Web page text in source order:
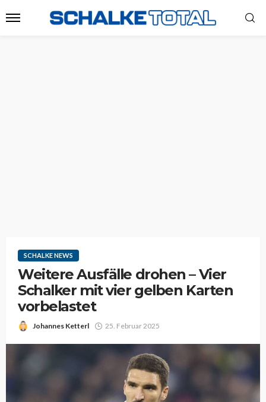
SCHALKE NEWS
Weitere Ausfälle drohen – Vier
Schalker mit vier gelben Karten
vorbelastet
Johannes Ketterl 25. Februar 2025